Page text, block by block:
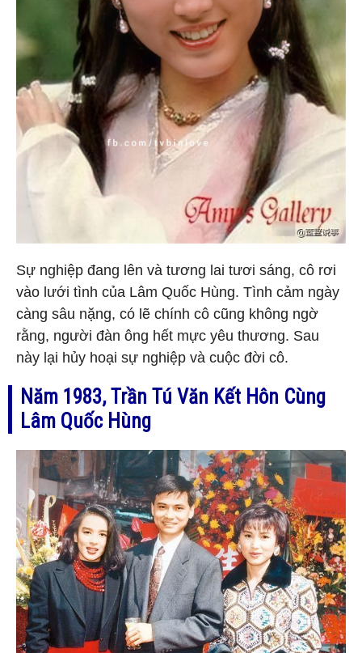
Sự nghiệp đang lên và tương lai tươi sáng, cô rơi
vào lưới tình của Lâm Quốc Hùng. Tình cảm ngày
càng sâu nặng, có lẽ chính cô cũng không ngờ
rằng, người đàn ông hết mực yêu thương. Sau
này lại hủy hoại sự nghiệp và cuộc đời cô.
Năm 1983, Trần Tú Văn Kết Hôn Cùng
Lâm Quốc Hùng